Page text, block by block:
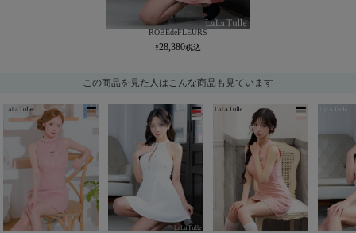
ROBEdeFLEURS
28,380
この商品を見た人はこんな商品も見ています